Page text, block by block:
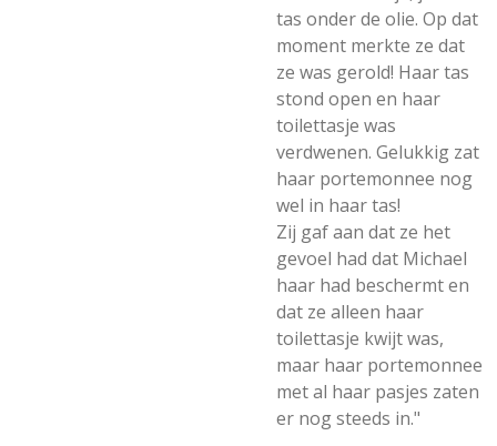
tas onder de olie. Op dat
moment merkte ze dat
ze was gerold! Haar tas
stond open en haar
toilettasje was
verdwenen. Gelukkig zat
haar portemonnee nog
wel in haar tas!
Zij gaf aan dat ze het
gevoel had dat Michael
haar had beschermt en
dat ze alleen haar
toilettasje kwijt was,
maar haar portemonnee
met al haar pasjes zaten
er nog steeds in."